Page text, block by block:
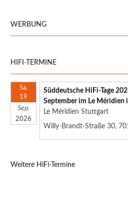
WERBUNG
HIFI-TERMINE
Sa.
19
Sep.
2026
Süddeutsche HiFi-Tage
September im Le Méridien
Le Méridien Stuttgart
Willy-Brandt-Straße 30,
Weitere HiFi-Termine